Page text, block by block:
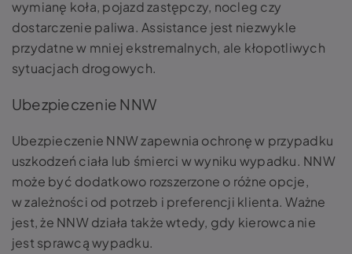
wymianę koła, pojazd zastępczy, nocleg czy
dostarczenie paliwa. Assistance jest niezwykle
przydatne w mniej ekstremalnych, ale kłopotliwych
sytuacjach drogowych.
Ubezpieczenie NNW
Ubezpieczenie NNW zapewnia ochronę w przypadku
uszkodzeń ciała lub śmierci w wyniku wypadku. NNW
może być dodatkowo rozszerzone o różne opcje,
w zależności od potrzeb i preferencji klienta. Ważne
jest, że NNW działa także wtedy, gdy kierowca nie
jest sprawcą wypadku.